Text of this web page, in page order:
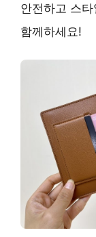
안전하고 스
함께하세요!